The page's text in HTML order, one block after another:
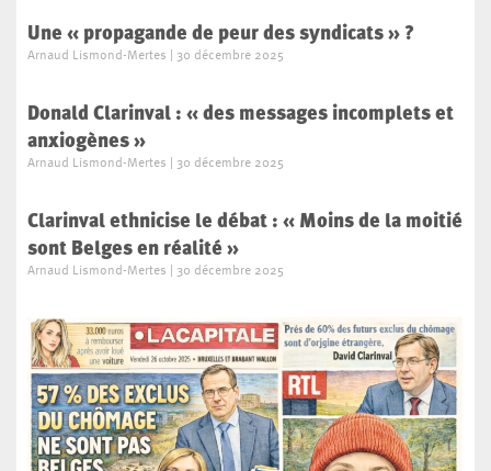
Une « propagande de peur des syndicats » ?
Arnaud Lismond-Mertes 30 décembre 2025
Donald Clarinval : « des messages incomplets et
anxiogènes »
Arnaud Lismond-Mertes 30 décembre 2025
Clarinval ethnicise le débat : « Moins de la moitié
sont Belges en réalité »
Arnaud Lismond-Mertes 30 décembre 2025